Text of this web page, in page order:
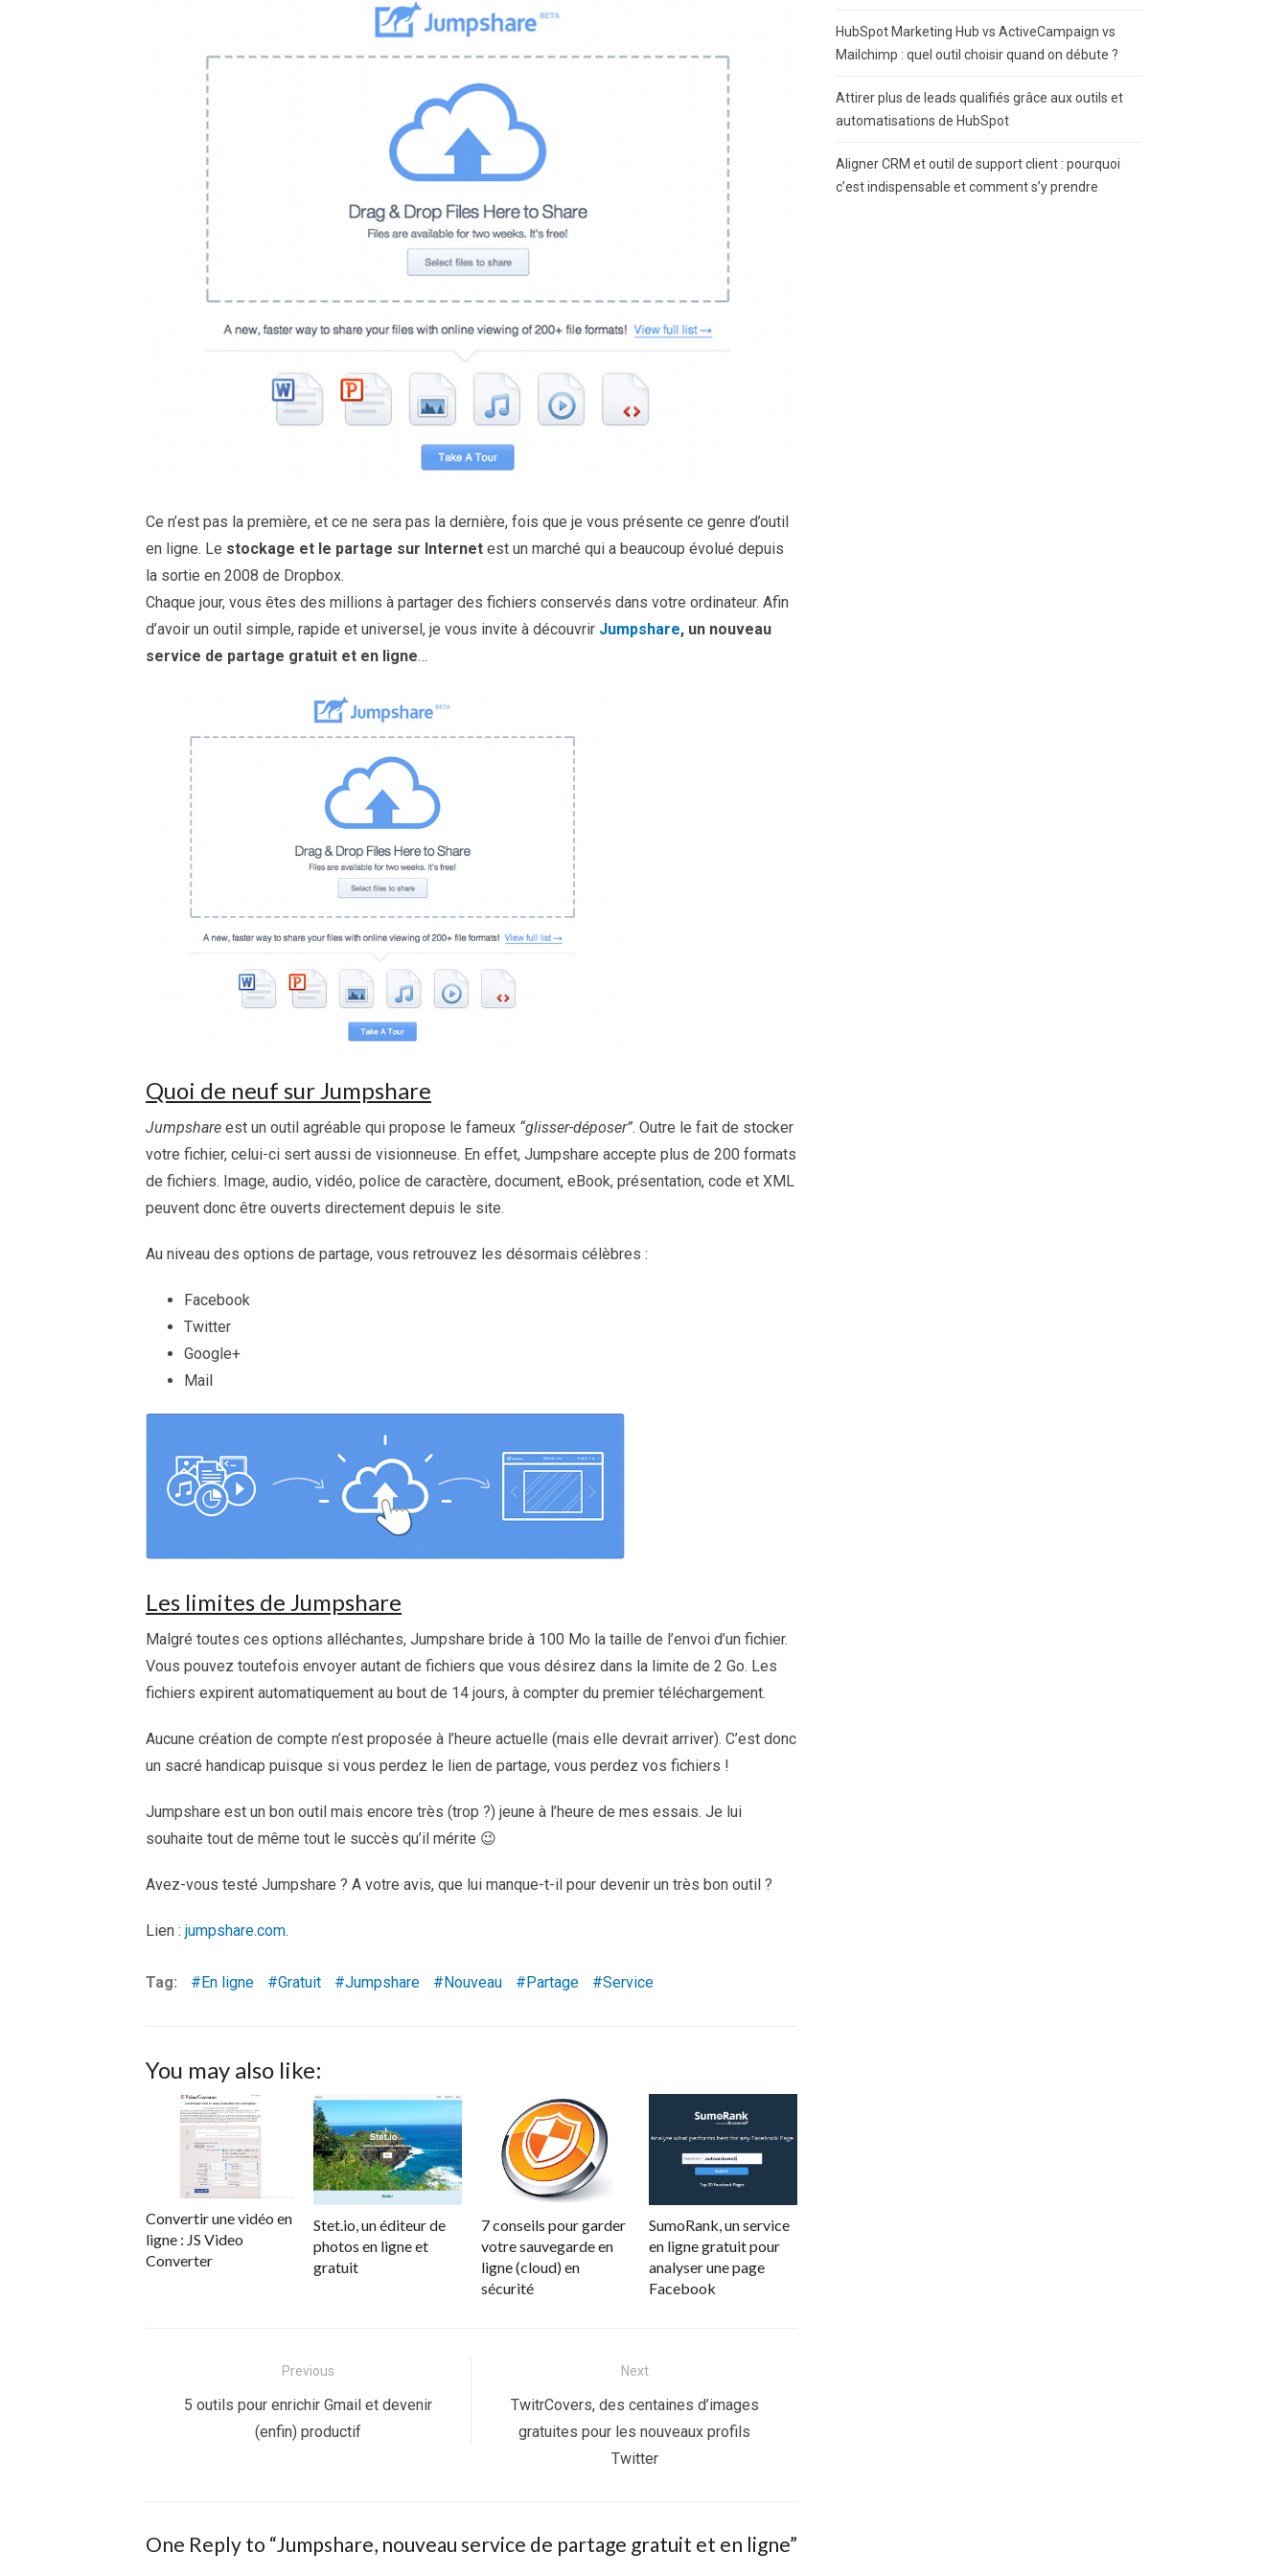
Ce n’est pas la première, et ce ne sera pas la dernière, fois que je vous présente ce genre d’outil
en ligne. Le stockage et le partage sur Internet est un marché qui a beaucoup évolué depuis
la sortie en 2008 de Dropbox.
Chaque jour, vous êtes des millions à partager des fichiers conservés dans votre ordinateur. Afin
d’avoir un outil simple, rapide et universel, je vous invite à découvrir Jumpshare, un nouveau
service de partage gratuit et en ligne…
Quoi de neuf sur Jumpshare
Jumpshare est un outil agréable qui propose le fameux “glisser-déposer”. Outre le fait de stocker
votre fichier, celui-ci sert aussi de visionneuse. En effet, Jumpshare accepte plus de 200 formats
de fichiers. Image, audio, vidéo, police de caractère, document, eBook, présentation, code et XML
peuvent donc être ouverts directement depuis le site.
Au niveau des options de partage, vous retrouvez les désormais célèbres :
Facebook
Twitter
Google+
Mail
Les limites de Jumpshare
Malgré toutes ces options alléchantes, Jumpshare bride à 100 Mo la taille de l’envoi d’un fichier.
Vous pouvez toutefois envoyer autant de fichiers que vous désirez dans la limite de 2 Go. Les
fichiers expirent automatiquement au bout de 14 jours, à compter du premier téléchargement.
Aucune création de compte n’est proposée à l’heure actuelle (mais elle devrait arriver). C’est donc
un sacré handicap puisque si vous perdez le lien de partage, vous perdez vos fichiers !
Jumpshare est un bon outil mais encore très (trop ?) jeune à l’heure de mes essais. Je lui
souhaite tout de même tout le succès qu’il mérite 😉
Avez-vous testé Jumpshare ? A votre avis, que lui manque-t-il pour devenir un très bon outil ?
Lien : jumpshare.com.
Tag: En ligne Gratuit Jumpshare Nouveau Partage Service
You may also like:
Convertir une vidéo en
ligne : JS Video
Converter
Stet.io, un éditeur de
photos en ligne et
gratuit
7 conseils pour garder
votre sauvegarde en
ligne (cloud) en
sécurité
SumoRank, un service
en ligne gratuit pour
analyser une page
Facebook
Previous
Previous
5 outils pour enrichir Gmail et devenir
(enfin) productif
Next
Next
post:
TwitrCovers, des centaines d’images
gratuites pour les nouveaux profils
Twitter
One Reply to “Jumpshare, nouveau service de partage gratuit et en ligne”
HubSpot Marketing Hub vs ActiveCampaign vs
Mailchimp : quel outil choisir quand on débute ?
Attirer plus de leads qualifiés grâce aux outils et
automatisations de HubSpot
Aligner CRM et outil de support client : pourquoi
c’est indispensable et comment s’y prendre